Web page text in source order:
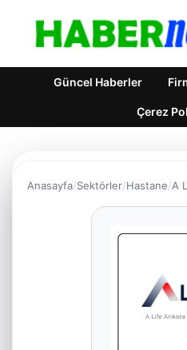
Güncel Haberler
Çerez
Anasayfa Sektörler Hastane A